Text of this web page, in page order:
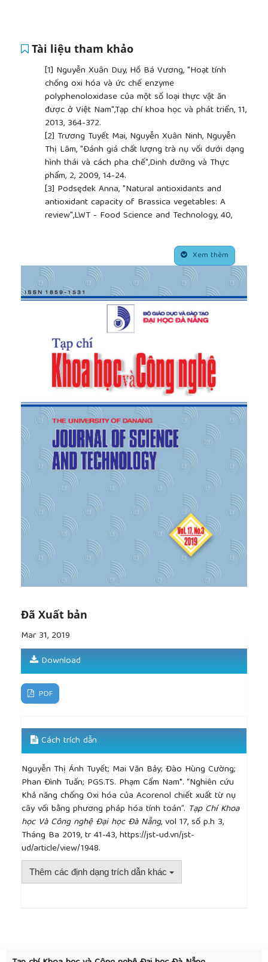
Tài liệu tham khảo
[1] Nguyễn Xuân Duy, Hồ Bá Vương, "Hoạt tính
chống oxi hóa và ức chế enzyme
polyphenoloxidase của một số loại thực vật ăn
được ở Việt Nam",Tạp chí khoa học và phát triển, 11,
2013, 364-372.
[2] Trương Tuyết Mai, Nguyễn Xuân Ninh, Nguyễn
Thị Lâm, "Đánh giá chất lượng trà nụ vối dưới dạng
hình thái và cách pha chế",Dinh dưỡng và Thực
phẩm, 2, 2009, 14-24.
[3] Podsędek Anna, "Natural antioxidants and
antioxidant capacity of Brassica vegetables: A
review",LWT - Food Science and Technology, 40,
Moure Andrés, et al., "Natural antioxidants from
residual sources",Food Chemistry, 72, 2001, 145-171.
[5]Dung N. T., et al., "Anti-inflammatory effects of
essential oil isolated from the buds of Cleistocalyx
operculatus (Roxb.) Merr and Perry",Food Chem
Toxicol, 47, 2009, 449-53.
Srikrishna A. and Babu R. Ramesh, "Total
syntheses of (±)-α-acorenol, β-acorenol, α-epi-
acorenol and β-epi-acorenol via an Ireland ester
Claisen rearrangement and RCM reaction
sequence",Tetrahedron Letters, 48, 2007, 6916-6919.
[7]Jalali Hossein T., et al., "Assessment of the
sesquiterpenic profile of Ferula gummosa oleo-
gum-resin (galbanum) from Iran. Contributes to its
valuation as a potential source of sesquiterpenic
compounds",Industrial Crops and Products, 44,
2013, 185-191.
[8]Frisch MJ, et al., "Gaussian 09, revision a. 02,
gaussian", Inc., Wallingford, CT, 200, 2009.
[9]
Leopoldini M., Russo N. and Toscano M., "The
molecular basis of working mechanism of natural
polyphenolic antioxidants", Food Chemistry, 125,
2011, 288-306.
[10]
Roy, K., Kar, S., & Das, R.N. "Understanding the
basics of QSAR for applications in pharmaceutical
sciences and risk assessment", Academic press,
2015.
polyatomic molecules, 1987, Springer-Verlag Berlin
Xem thêm
Đã Xuất bản
Mar 31, 2019
Download
PDF
Cách trích dẫn
Nguyễn Thị Ánh Tuyết; Mai Văn Bảy; Đào Hùng Cường;
Phan Đình Tuấn; PGS.TS. Phạm Cẩm Nam*. “Nghiên cứu
Khả năng chống Oxi hóa của Acorenol chiết xuất từ nụ
cây vối bằng phương pháp hóa tính toán”. Tạp Chí Khoa
học Và Công nghệ Đại học Đà Nẵng, vol 17, số p.h 3,
Tháng Ba 2019, tr 41-43, https://jst-ud.vn/jst-
ud/article/view/1948.
Thêm các định dạng trích dẫn khác